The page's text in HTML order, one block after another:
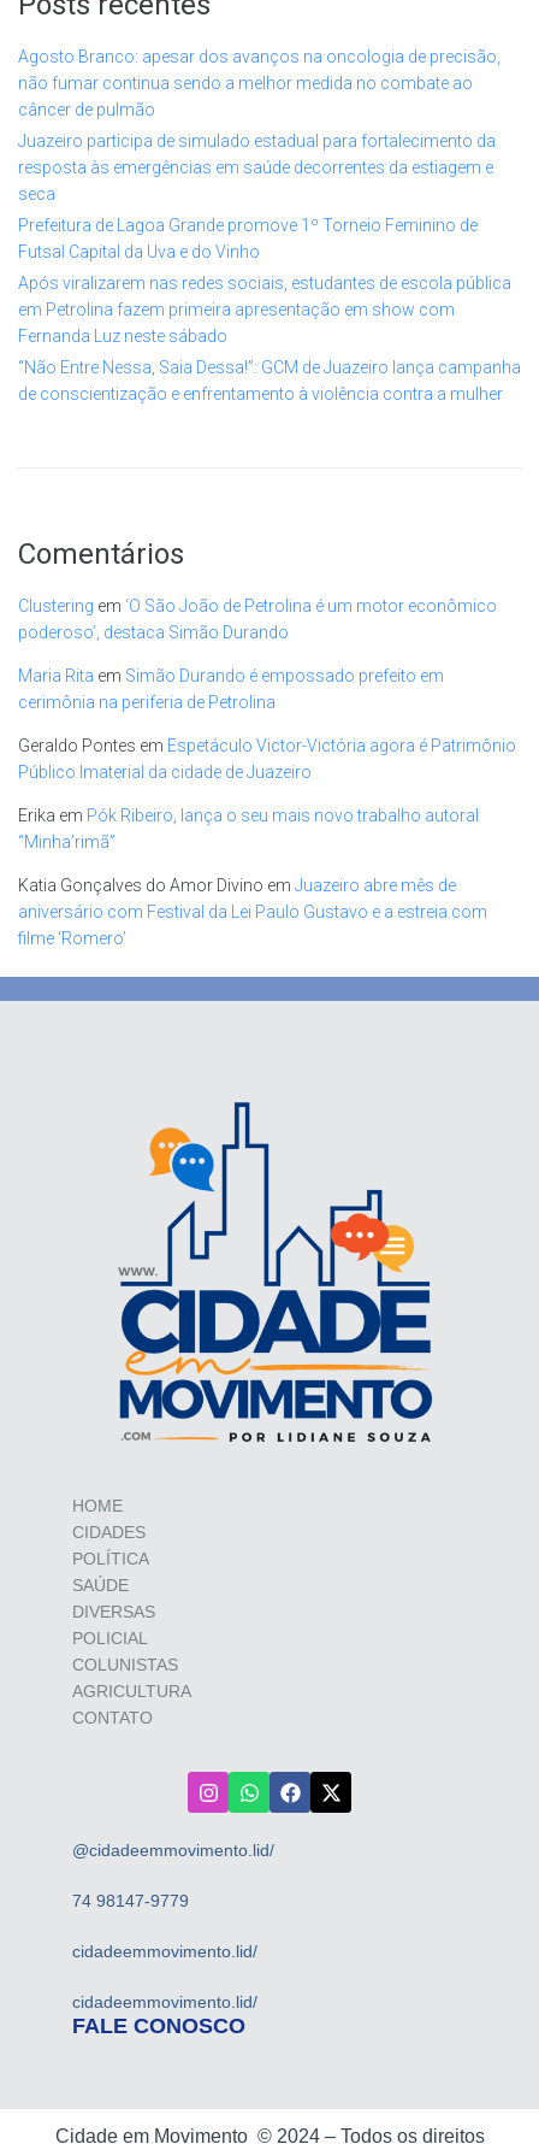
Agosto Branco: apesar dos avanços na oncologia de precisão,
não fumar continua sendo a melhor medida no combate ao
câncer de pulmão
Juazeiro participa de simulado estadual para fortalecimento da
resposta às emergências em saúde decorrentes da estiagem e
seca
Prefeitura de Lagoa Grande promove 1º Torneio Feminino de
Futsal Capital da Uva e do Vinho
Após viralizarem nas redes sociais, estudantes de escola pública
em Petrolina fazem primeira apresentação em show com
Fernanda Luz neste sábado
“Não Entre Nessa, Saia Dessa!”: GCM de Juazeiro lança campanha
de conscientização e enfrentamento à violência contra a mulher
Comentários
Clustering em ‘O São João de Petrolina é um motor econômico
poderoso’, destaca Simão Durando
Maria Rita em Simão Durando é empossado prefeito em
cerimônia na periferia de Petrolina
Geraldo Pontes em Espetáculo Victor-Victória agora é Patrimônio
Público Imaterial da cidade de Juazeiro
Erika em Pók Ribeiro, lança o seu mais novo trabalho autoral
“Minha’rimã”
Katia Gonçalves do Amor Divino em Juazeiro abre mês de
aniversário com Festival da Lei Paulo Gustavo e a estreia com
filme ‘Romero’
HOME
CIDADES
POLÍTICA
SAÚDE
DIVERSAS
POLICIAL
COLUNISTAS
AGRICULTURA
CONTATO
@cidadeemmovimento.lid/
74 98147-9779
cidadeemmovimento.lid/
cidadeemmovimento.lid/
FALE CONOSCO
Cidade em Movimento © 2024 – Todos os direitos